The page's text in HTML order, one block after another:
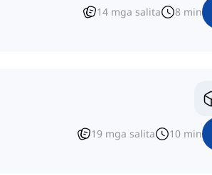
14 mga salita 8 min
19 mga salita 10 min